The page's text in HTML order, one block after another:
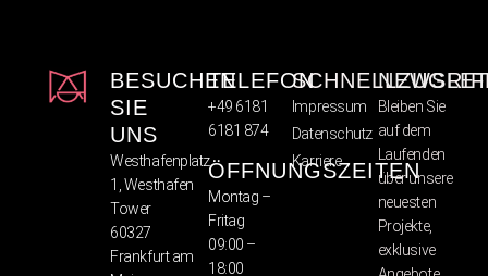
BESUCHEN
SIE
UNS
Westhafenplatz
1, Westhafen
Tower
60327
Frankfurt am
TELEFON
+49 6181
6181 874
ÖFFNUNGSZEITEN
Montag –
Fritag
09:00 –
18:00
Impressum
Datenschutz
Karriere
Bleiben Sie
auf dem
Laufenden
über unsere
neuesten
Projekte,
exklusive